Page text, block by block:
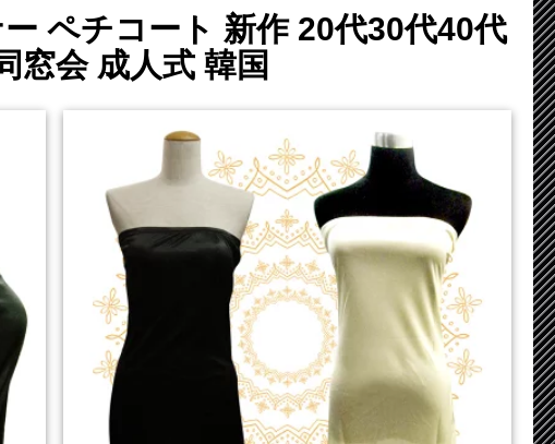
ペチコート 新作 20代30代40代
窓会 成人式 韓国